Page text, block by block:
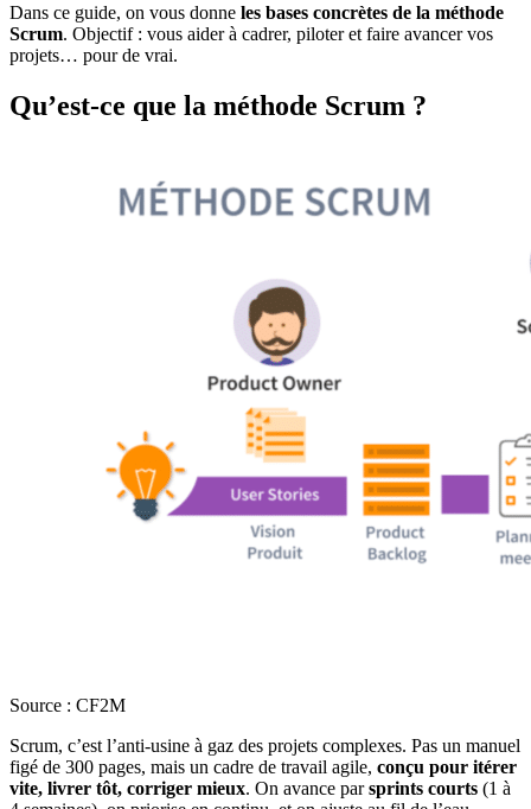
Dans ce guide, on vous donne les bases concrètes de la méthode
Scrum. Objectif : vous aider à cadrer, piloter et faire avancer vos
projets… pour de vrai.
Qu’est-ce que la méthode Scrum ?
Source : CF2M
Scrum, c’est l’anti-usine à gaz des projets complexes. Pas un manuel
figé de 300 pages, mais un cadre de travail agile, conçu pour itérer
vite, livrer tôt, corriger mieux. On avance parsprints courts (1 à